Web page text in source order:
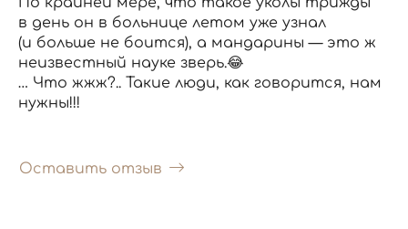
в день он в больнице летом уже узнал
(и больше не боится), а мандарины — это ж
неизвестный науке зверь.😂
… Что жжж?.. Такие люди, как говорится, нам
нужны!!!
Оставить отзыв